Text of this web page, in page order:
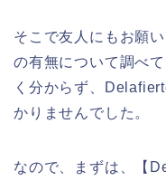
そこで友人にもお願
の有無について調べ
く分からず、
かりませんでした。
なので、まずは、【